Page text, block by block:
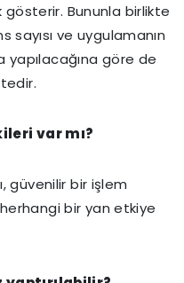
gösterir. Bununla birlikte
ve uygulamanın
göre de
var mı?
güvenilir bir işlem
bir yan etkiye